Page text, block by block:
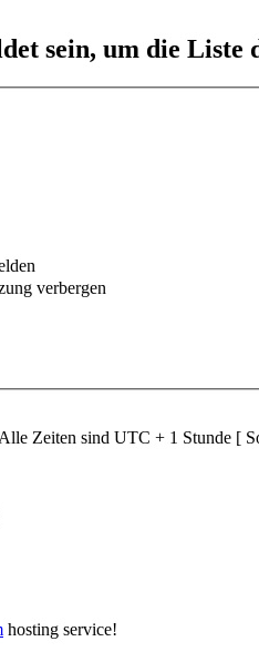
sein, um die Liste
verbergen
Zeiten sind UTC + 1 Stunde [
hosting service!